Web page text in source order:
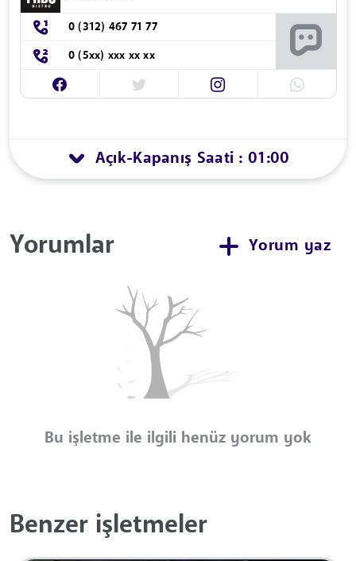
0 (312) 467 71 77
0 (5xx) xxx xx xx
Açık-Kapanış Saati : 01:00
Yorumlar Yorum yaz
Bu işletme ile ilgili henüz yorum yok
Benzer işletmeler